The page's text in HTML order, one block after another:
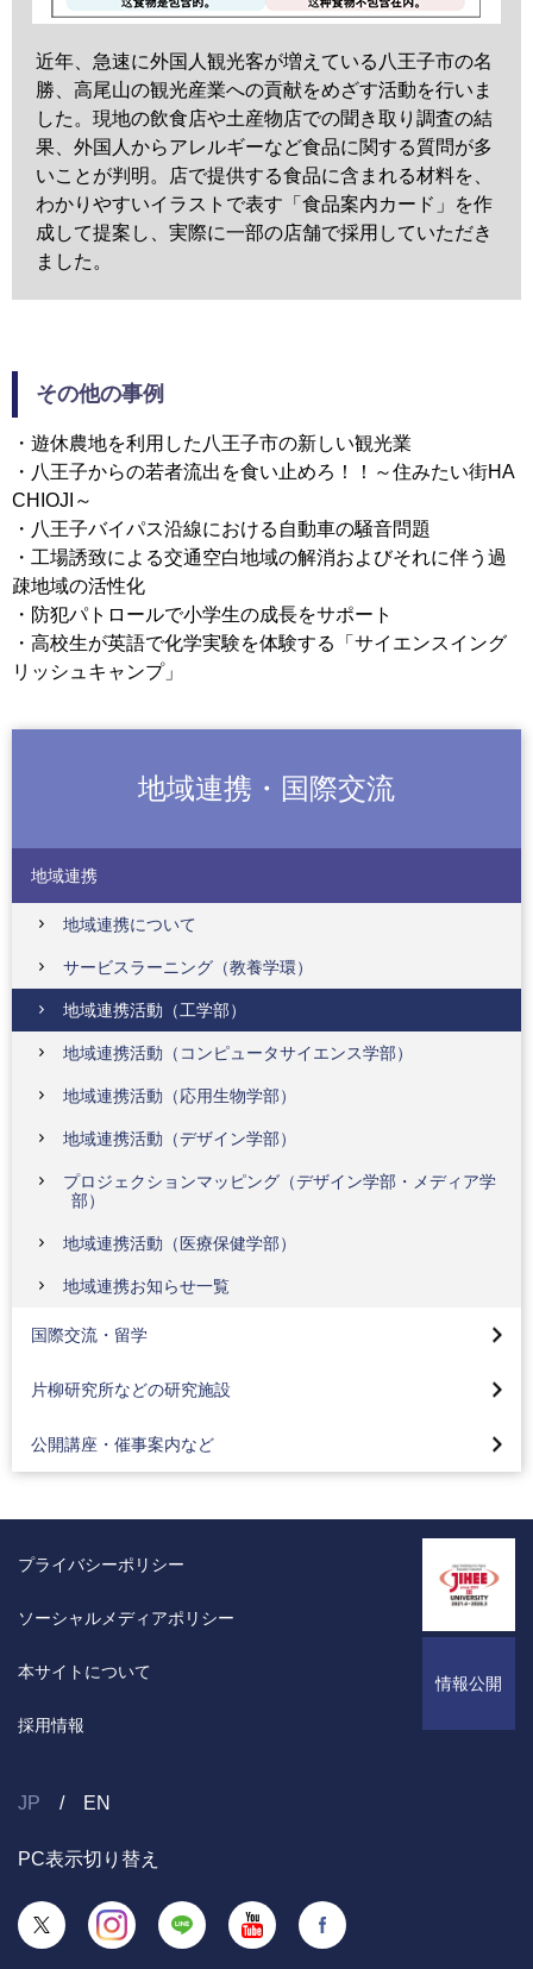
近年、急速に外国人観光客が増えている八王子市の名
勝、高尾山の観光産業への貢献をめざす活動を行いま
した。現地の飲食店や土産物店での聞き取り調査の結
果、外国人からアレルギーなど食品に関する質問が多
いことが判明。店で提供する食品に含まれる材料を、
わかりやすいイラストで表す「食品案内カード」を作
成して提案し、実際に一部の店舗で採用していただき
ました。
その他の事例
・遊休農地を利用した八王子市の新しい観光業
・八王子からの若者流出を食い止めろ！！～住みたい街HA
CHIOJI～
・八王子バイパス沿線における自動車の騒音問題
・工場誘致による交通空白地域の解消およびそれに伴う過
疎地域の活性化
・防犯パトロールで小学生の成長をサポート
・高校生が英語で化学実験を体験する「サイエンスイング
リッシュキャンプ」
地域連携・国際交流
地域連携
地域連携について
サービスラーニング（教養学環）
地域連携活動（工学部）
地域連携活動（コンピュータサイエンス学部）
地域連携活動（応用生物学部）
地域連携活動（デザイン学部）
プロジェクションマッピング（デザイン学部・メディア学
部）
地域連携活動（医療保健学部）
地域連携お知らせ一覧
国際交流・留学
海外プログラム BLOG
片柳研究所などの研究施設
セラミックス複合材料センター
公開講座・催事案内など
第11回 高校生のための応用生物実験講座
情報公開
プライバシーポリシー
ソーシャルメディアポリシー
本サイトについて
採用情報
JP EN
PC表示切り替え